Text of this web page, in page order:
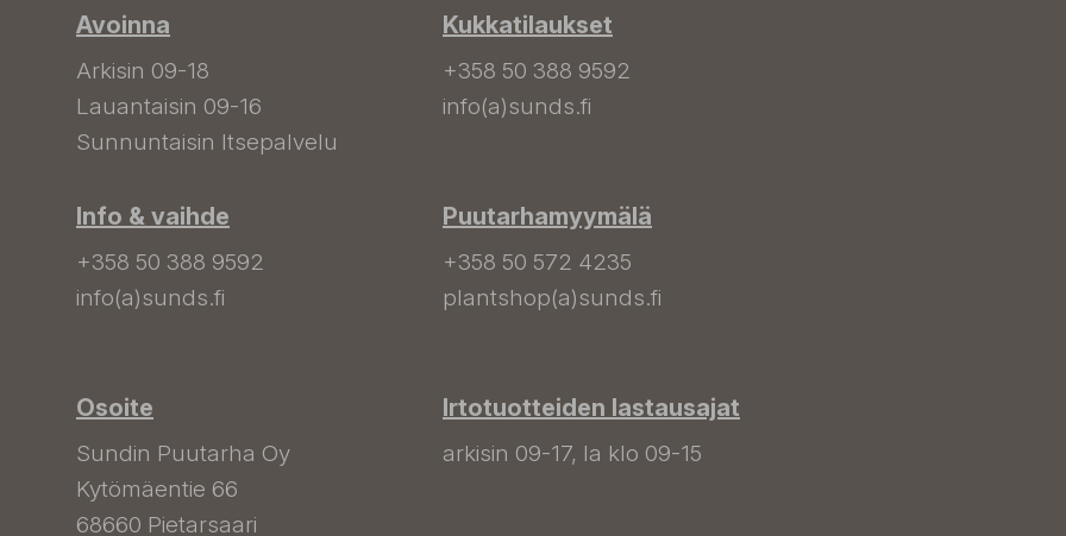
Avoinna
Arkisin 09-18
Lauantaisin 09-16
Sunnuntaisin Itsepalvelu
Info & vaihde
+358 50 388 9592
info(a)sunds.fi
Osoite
Sundin Puutarha Oy
Kytömäentie 66
68660 Pietarsaari
Kukkatilaukset
+358 50 388 9592
info(a)sunds.fi
Puutarhamyymälä
+358 50 572 4235
plantshop(a)sunds.fi
Irtotuotteiden lastausajat
arkisin 09-17, la klo 09-15